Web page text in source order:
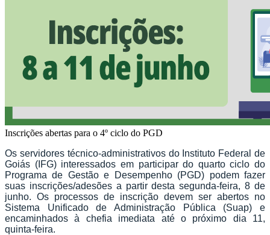
Inscrições abertas para o 4º ciclo do PGD
Os servidores técnico-administrativos do Instituto Federal de
Goiás (IFG) interessados em participar do quarto ciclo do
Programa de Gestão e Desempenho (PGD) podem fazer
suas inscrições/adesões a partir desta segunda-feira, 8 de
junho. Os processos de inscrição devem ser abertos no
Sistema Unificado de Administração Pública (Suap) e
encaminhados à chefia imediata até o próximo dia 11,
quinta-feira.